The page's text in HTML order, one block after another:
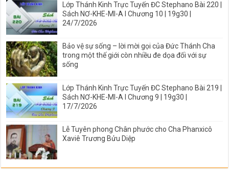
Lớp Thánh Kinh Trực Tuyến ĐC Stephano Bài 220 |
Sách NƠ-KHE-MI-A I Chương 10 | 19g30 |
24/7/2026
Bảo vệ sự sống – lời mời gọi của Đức Thánh Cha
trong một thế giới còn nhiều đe dọa đối với sự
sống
Lớp Thánh Kinh Trực Tuyến ĐC Stephano Bài 219 |
Sách NƠ-KHE-MI-A I Chương 9 | 19g30 |
17/7/2026
Lễ Tuyên phong Chân phước cho Cha Phanxicô
Xaviê Trương Bửu Diệp